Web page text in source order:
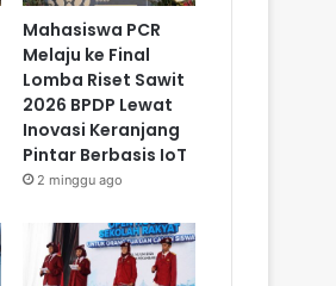
Mahasiswa PCR
Melaju ke Final
Lomba Riset Sawit
2026 BPDP Lewat
Inovasi Keranjang
Pintar Berbasis IoT
2 minggu ago